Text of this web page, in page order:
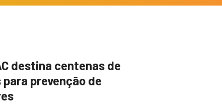
destina centenas de
prevenção de